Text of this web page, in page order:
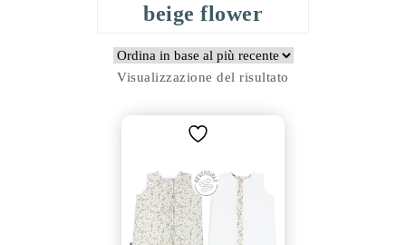
beige flower
Visualizzazione del risultato